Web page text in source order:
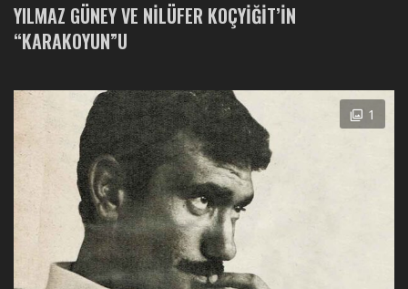
YILMAZ GÜNEY VE NILÜFER KOÇYIĞIT’IN
“KARAKOYUN”U
1